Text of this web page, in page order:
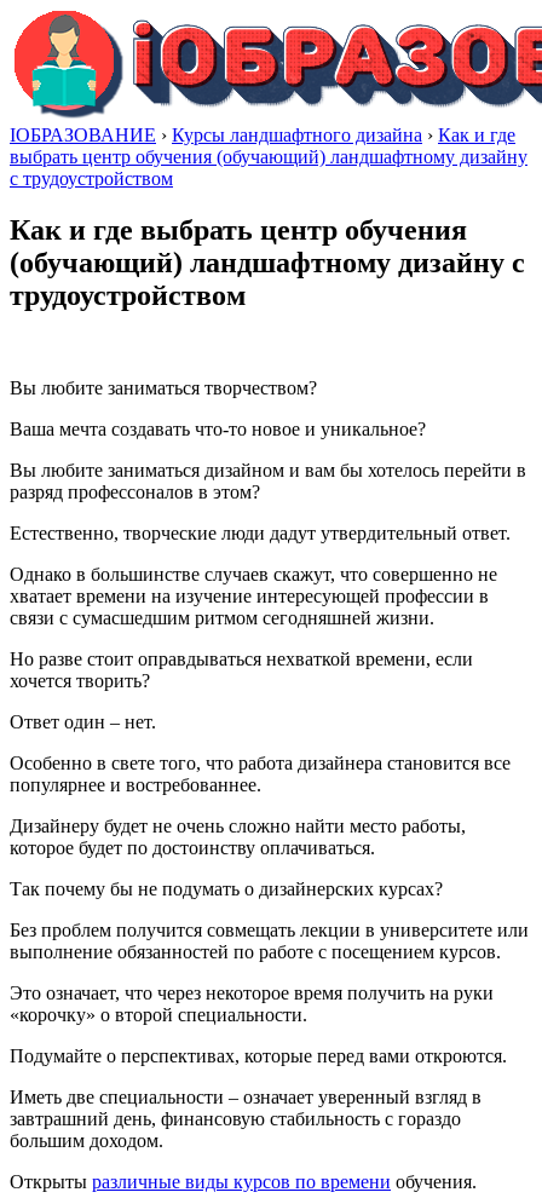
IОБРАЗОВАНИЕ › Курсы ландшафтного дизайна › Как и где
выбрать центр обучения (обучающий) ландшафтному дизайну
с трудоустройством
Как и где выбрать центр обучения
(обучающий) ландшафтному дизайну с
трудоустройством
Вы любите заниматься творчеством?
Ваша мечта создавать что-то новое и уникальное?
Вы любите заниматься дизайном и вам бы хотелось перейти в
разряд профессоналов в этом?
Естественно, творческие люди дадут утвердительный ответ.
Однако в большинстве случаев скажут, что совершенно не
хватает времени на изучение интересующей профессии в
связи с сумасшедшим ритмом сегодняшней жизни.
Но разве стоит оправдываться нехваткой времени, если
хочется творить?
Ответ один – нет.
Особенно в свете того, что работа дизайнера становится все
популярнее и востребованнее.
Дизайнеру будет не очень сложно найти место работы,
которое будет по достоинству оплачиваться.
Так почему бы не подумать о дизайнерских курсах?
Без проблем получится совмещать лекции в университете или
выполнение обязанностей по работе с посещением курсов.
Это означает, что через некоторое время получить на руки
«корочку» о второй специальности.
Подумайте о перспективах, которые перед вами откроются.
Иметь две специальности – означает уверенный взгляд в
завтрашний день, финансовую стабильность с гораздо
большим доходом.
Открыты различные виды курсов по времени обучения.